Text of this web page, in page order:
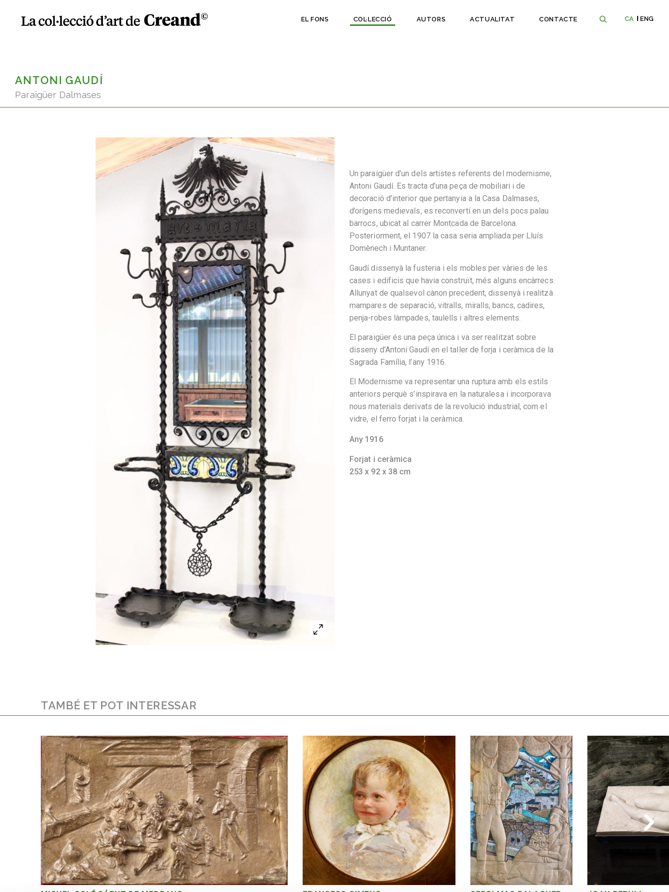
EL FONS COL·LECCIÓ AUTORS ACTUALITAT CONTACTE CA ENG
ANTONI GAUDÍ
Paraigüer Dalmases
Un paraigüer d’un dels artistes referents del modernisme,
Antoni Gaudí. Es tracta d’una peça de mobiliari i de
decoració d’interior que pertanyia a la Casa Dalmases,
d’orígens medievals, es reconvertí en un dels pocs palau
barrocs, ubicat al carrer Montcada de Barcelona.
Posteriorment, el 1907 la casa seria ampliada per Lluís
Domènech i Muntaner.
Gaudí dissenyà la fusteria i els mobles per vàries de les
cases i edificis que havia construït, més alguns encàrrecs.
Allunyat de qualsevol cànon precedent, dissenyà i realitzà
mampares de separació, vitralls, miralls, bancs, cadires,
penja-robes làmpades, taulells i altres elements.
El paraigüer és una peça única i va ser realitzat sobre
disseny d’Antoni Gaudí en el taller de forja i ceràmica de la
Sagrada Família, l’any 1916.
El Modernisme va representar una ruptura amb els estils
anteriors perquè s’inspirava en la naturalesa i incorporava
nous materials derivats de la revolució industrial, com el
vidre, el ferro forjat i la ceràmica.
Any 1916
Forjat i ceràmica
253 x 92 x 38 cm
TAMBÉ ET POT INTERESSAR